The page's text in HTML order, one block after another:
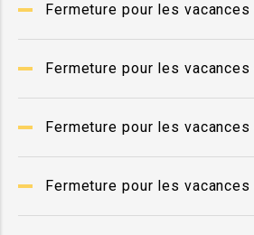
Fermeture pour les
Fermeture pour les
Fermeture pour les
Fermeture pour les